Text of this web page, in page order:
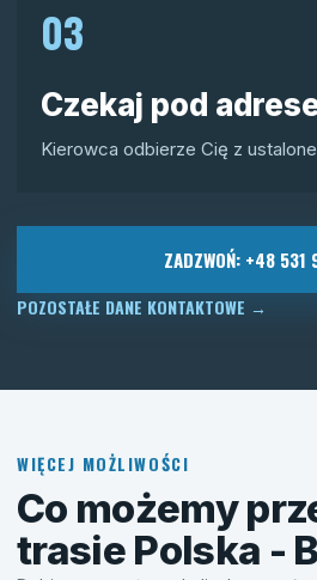
03
Czekaj pod
Kierowca odbierze Cię z
ZADZWOŃ: +48 531
POZOSTAŁE DANE KONTAKTOWE →
WIĘCEJ MOŻLIWOŚCI
Co możemy
trasie Polska -